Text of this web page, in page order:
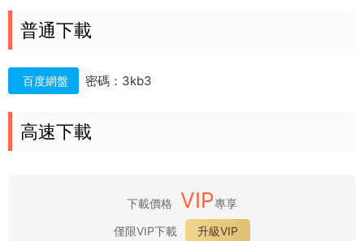
普通下載
百度網盤 密碼：3kb3
高速下載
下載價格 VIP專享
僅限VIP下載
升級VIP